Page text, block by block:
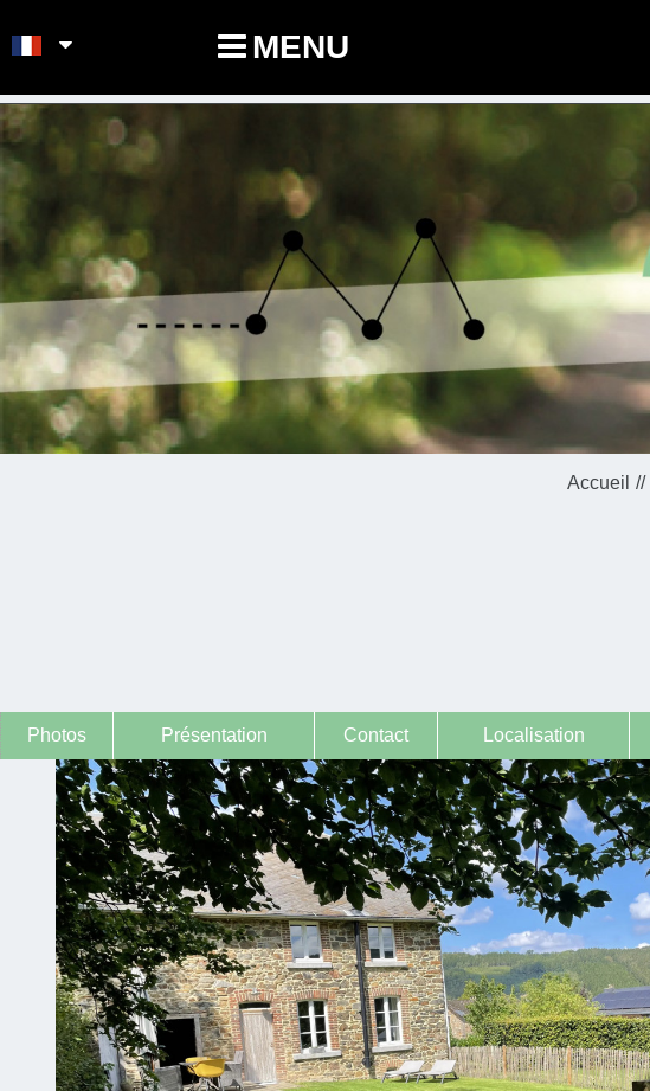
MENU
Accueil
Photos Présentation Contact Localisation